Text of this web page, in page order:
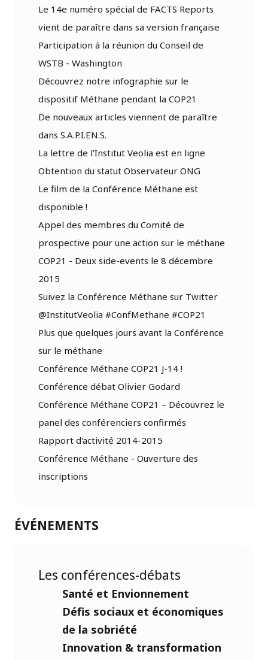
Le 14e numéro spécial de FACTS Reports
vient de paraître dans sa version française
Participation à la réunion du Conseil de
WSTB - Washington
Découvrez notre infographie sur le
dispositif Méthane pendant la COP21
De nouveaux articles viennent de paraître
dans S.A.P.I.EN.S.
La lettre de l'Institut Veolia est en ligne
Obtention du statut Observateur ONG
Le film de la Conférence Méthane est
disponible !
Appel des membres du Comité de
prospective pour une action sur le méthane
COP21 - Deux side-events le 8 décembre
2015
Suivez la Conférence Méthane sur Twitter
@InstitutVeolia #ConfMethane #COP21
Plus que quelques jours avant la Conférence
sur le méthane
Conférence Méthane COP21 J-14 !
Conférence débat Olivier Godard
Conférence Méthane COP21 – Découvrez le
panel des conférenciers confirmés
Rapport d'activité 2014-2015
Conférence Méthane - Ouverture des
inscriptions
ÉVÉNEMENTS
Les conférences-débats
Santé et Envionnement
Défis sociaux et économiques
de la sobriété
Innovation & transformation